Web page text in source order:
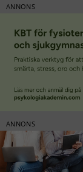
ANNONS
ANNONS